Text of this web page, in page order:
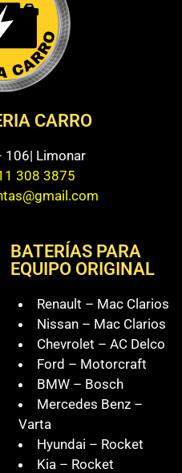
CARRO
106| Limonar
308 3875
BATERÍAS PARA
EQUIPO ORIGINAL
Renault – Mac Clarios
Nissan – Mac Clarios
Chevrolet – AC Delco
Ford – Motorcraft
BMW – Bosch
Mercedes Benz –
Varta
Hyundai – Rocket
Kia – Rocket